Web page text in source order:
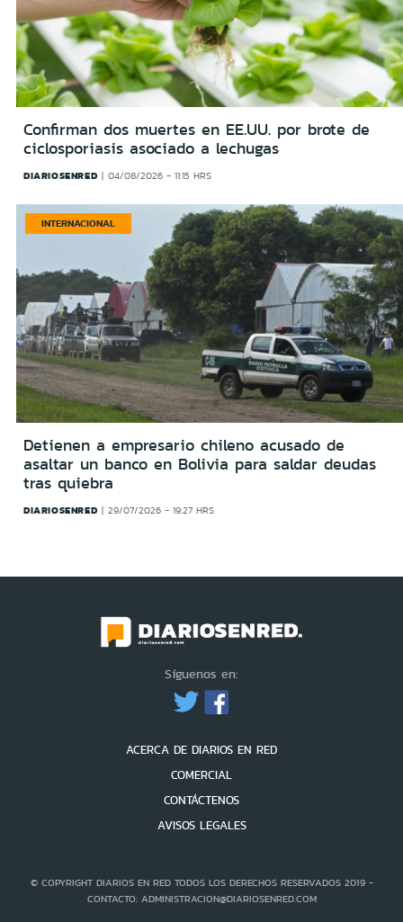
Confirman dos muertes en EE.UU. por brote de
ciclosporiasis asociado a lechugas
DIARIOSENRED 04/08/2026 - 11:15 HRS
INTERNACIONAL
Detienen a empresario chileno acusado de
asaltar un banco en Bolivia para saldar deudas
tras quiebra
DIARIOSENRED 29/07/2026 - 19:27 HRS
Síguenos en:
ACERCA DE DIARIOS EN RED
COMERCIAL
CONTÁCTENOS
AVISOS LEGALES
© COPYRIGHT DIARIOS EN RED TODOS LOS DERECHOS RESERVADOS 2019 -
CONTACTO: ADMINISTRACION@DIARIOSENRED.COM